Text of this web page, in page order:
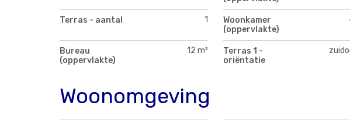
Terras - aantal 1
Woonkamer
(oppervlakte)
Bureau
(oppervlakte)
12 m²
Terras 1 -
oriëntatie
Woonomgeving